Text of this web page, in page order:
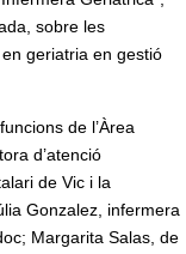
sobre les
geriatria en gestió
de l’Àrea
d’atenció
de Vic i la
Gonzalez, infermera
Margarita Salas, de